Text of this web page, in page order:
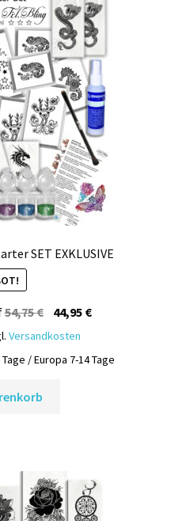
SET EXKLUSIVE
54,75€ Ursprünglicher
Preis
54,75 €
44,95 €Aktueller
44,95 €.
Versandkosten
/ Europa 7-14 Tage